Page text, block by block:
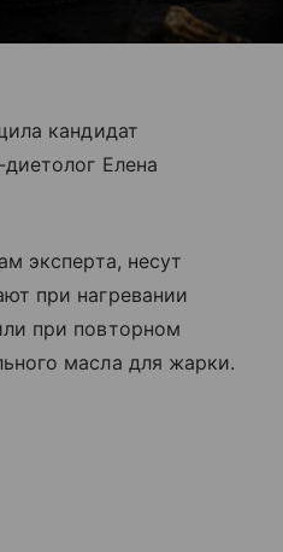
кандидат
Елена
эксперта, несут
при нагревании
при повторном
масла для жарки.